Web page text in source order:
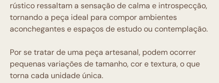
rústico ressaltam a sensação de calma e introspecção,
tornando a peça ideal para compor ambientes
aconchegantes e espaços de estudo ou contemplação.
Por se tratar de uma peça artesanal, podem ocorrer
pequenas variações de tamanho, cor e textura, o que
torna cada unidade única.